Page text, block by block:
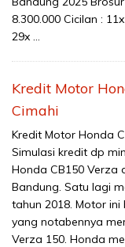
8.300.000 Cicilan :
29x …
Kredit Motor
Cimahi
Kredit Motor Honda
Simulasi kredit dp
Honda CB150 Verza
Bandung. Satu lagi
tahun 2018. Motor ini
yang notabennya
Verza 150. Honda